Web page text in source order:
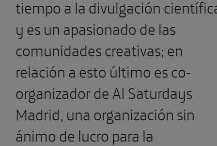
tiempo a la divulgación
y es un apasionado de las
comunidades creativas; en
relación a esto último es co-
organizador de AI Saturdays
Madrid, una organización sin
ánimo de lucro para la